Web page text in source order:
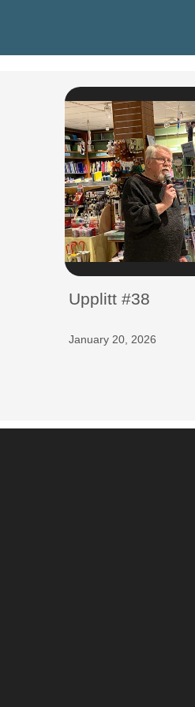
Upplitt #38
January 20, 2026